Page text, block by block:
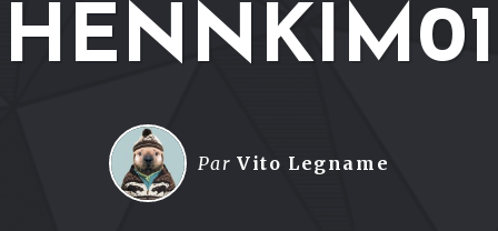
HENNKIM01
ParVito Legname